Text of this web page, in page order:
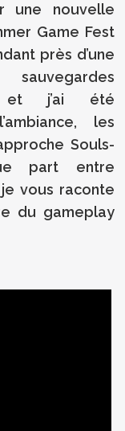
une nouvelle
Game Fest
près d’une
et j’ai été
les
Souls-
part entre
vous raconte
du gameplay